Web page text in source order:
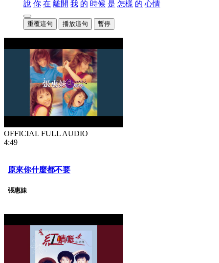
說 你 在 離開 我 的 時候 是 怎樣 的 心情
重覆這句 播放這句 暫停
OFFICIAL FULL AUDIO
4:49
原來你什麼都不要
張惠妹